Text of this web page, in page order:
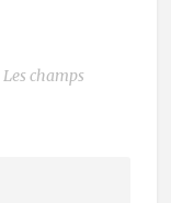
Les champs